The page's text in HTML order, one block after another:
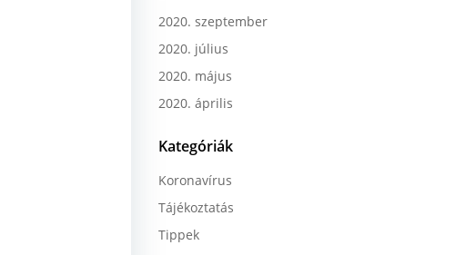
2020. szeptember
2020. július
2020. május
2020. április
Kategóriák
Koronavírus
Tájékoztatás
Tippek